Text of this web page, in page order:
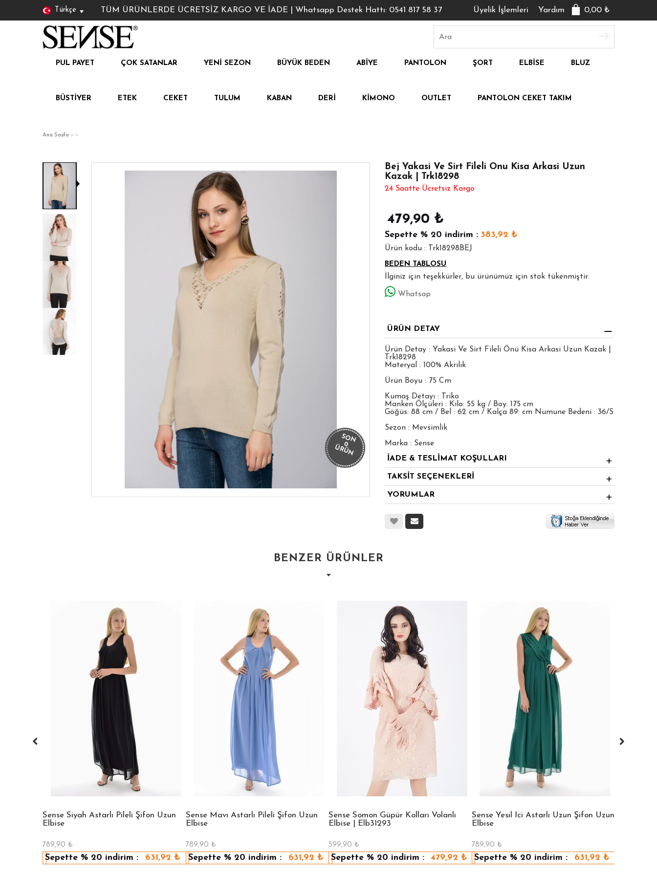
Türkçe TÜM ÜRÜNLERDE ÜCRETSİZ KARGO VE İADE | Whatsapp Destek Hattı: 0541 817 58 37 0,00 ₺
Yardım
Üyelik İşlemleri
PUL PAYET ÇOK SATANLAR YENI SEZON BÜYÜK BEDEN ABIYE PANTOLON ŞORT ELBISE BLUZ
BÜSTIYER ETEK CEKET TULUM KABAN DERI KIMONO OUTLET PANTOLON CEKET TAKIM
Ana Sayfa » »
SON
0
ÜRÜN
Bej Yakasi Ve Sirt Fileli Onu Kisa Arkasi Uzun
Kazak | Trk18298
24 Saatte Ücretsiz Kargo
479,90 ₺
Sepette % 20 indirim : 383,92 ₺
Ürün kodu : Trk18298BEJ
BEDEN TABLOSU
İlginiz için teşekkürler, bu ürünümüz için stok tükenmiştir.
Whatsap
ÜRÜN DETAY
Ürün Detay : Yakasi Ve Sirt Fileli Önü Kisa Arkasi Uzun Kazak |
Trk18298
Materyal : 100% Akrılık
Ürün Boyu : 75 Cm
Kumaş Detayı : Triko
Manken Ölçüleri : Kilo: 55 kg / Boy: 175 cm
Göğüs: 88 cm / Bel : 62 cm / Kalça 89: cm Numune Bedeni : 36/S
Sezon : Mevsimlik
Marka : Sense
İADE & TESLİMAT KOŞULLARI
TAKSİT SEÇENEKLERİ
YORUMLAR
BENZER ÜRÜNLER
Sense Siyah Astarlı Pileli Şifon Uzun
Elbise
789,90 ₺
Sepette % 20 indirim : 631,92 ₺
Sense Mavı Astarlı Pileli Şifon Uzun
Elbise
789,90 ₺
Sepette % 20 indirim : 631,92 ₺
Sense Somon Güpür Kolları Volanlı
Elbise | Elb31293
599,90 ₺
Sepette % 20 indirim : 479,92 ₺
Sense Yesıl İci Astarlı Uzun Şifon Uzun
Elbise
789,90 ₺
Sepette % 20 indirim : 631,92 ₺